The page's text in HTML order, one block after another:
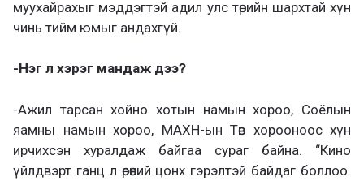
муухайрахыг мэддэгтэй адил улс төрийн шархтай хүн
чинь тийм юмыг андахгүй.
-Нэг л хэрэг мандаж дээ?
-Ажил тарсан хойно хотын намын хороо, Соёлын
яамны намын хороо, МАХН-ын Төв хорооноос хүн
ирчихсэн хуралдаж байгаа сураг байна. “Кино
үйлдвэрт ганц л өрөөний цонх гэрэлтэй байдаг боллоо.